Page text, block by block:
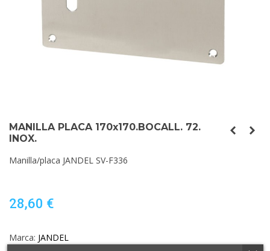
MANILLA PLACA 170x170.BOCALL. 72.
INOX.
Manilla/placa JANDEL SV-F336
28,60 €
Marca: JANDEL